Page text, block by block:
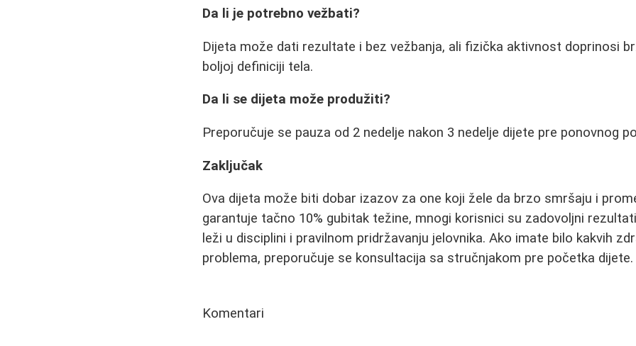
Da li je potrebno vežbati?
Dijeta može dati rezultate i bez vežbanja, ali fizička aktivnost doprinosi
boljoj definiciji tela.
Da li se dijeta može produžiti?
Preporučuje se pauza od 2 nedelje nakon 3 nedelje dijete pre ponovnog
Zaključak
Ova dijeta može biti dobar izazov za one koji žele da brzo smršaju i
garantuje tačno 10% gubitak težine, mnogi korisnici su zadovoljni
leži u disciplini i pravilnom pridržavanju jelovnika. Ako imate bilo kakvih
problema, preporučuje se konsultacija sa stručnjakom pre početka dijete.
Komentari